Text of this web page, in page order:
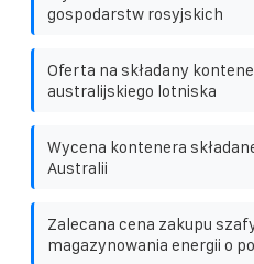
gospodarstw rosyjskich
Oferta na składany
australijskiego lotniska
Wycena kontenera
Australii
Zalecana cena zakupu
magazynowania energii o